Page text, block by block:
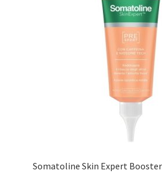
Somatoline Skin Expert